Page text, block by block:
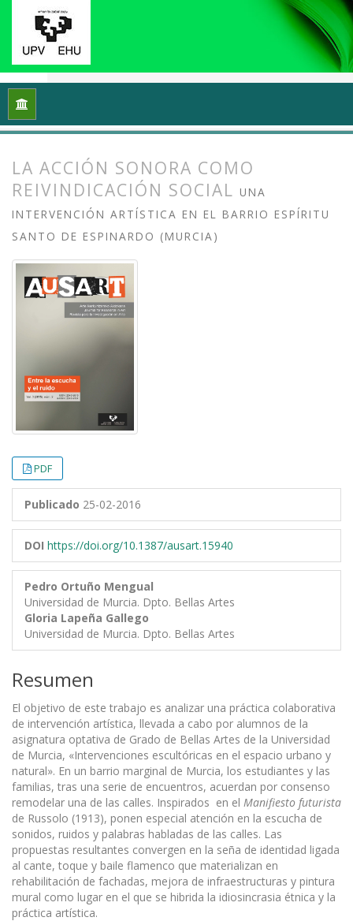
Inicio
LA ACCIÓN SONORA COMO
REIVINDICACIÓN SOCIAL UNA
INTERVENCIÓN ARTÍSTICA EN EL BARRIO ESPÍRITU
SANTO DE ESPINARDO (MURCIA)
PDF
Publicado 25-02-2016
DOI https://doi.org/10.1387/ausart.15940
Pedro Ortuño Mengual
Universidad de Murcia. Dpto. Bellas Artes
Gloria Lapeña Gallego
Universidad de Murcia. Dpto. Bellas Artes
Resumen
El objetivo de este trabajo es analizar una práctica colaborativa
de intervención artística, llevada a cabo por alumnos de la
asignatura optativa de Grado de Bellas Artes de la Universidad
de Murcia, «Intervenciones escultóricas en el espacio urbano y
natural». En un barrio marginal de Murcia, los estudiantes y las
familias, tras una serie de encuentros, acuerdan por consenso
remodelar una de las calles. Inspirados en el Manifiesto futurista
de Russolo (1913), ponen especial atención en la escucha de
sonidos, ruidos y palabras habladas de las calles. Las
propuestas resultantes convergen en la seña de identidad ligada
al cante, toque y baile flamenco que materializan en
rehabilitación de fachadas, mejora de infraestructuras y pintura
mural como lugar en el que se hibrida la idiosincrasia étnica y la
práctica artística.